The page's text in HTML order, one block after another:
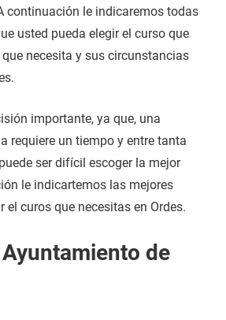
continuación le indicaremos todas
usted pueda elegir el curso que
necesita y sus circunstancias
importante, ya que, una
requiere un tiempo y entre tanta
ser difícil escoger la mejor
le indicartemos las mejores
el curos que necesitas en Ordes.
de